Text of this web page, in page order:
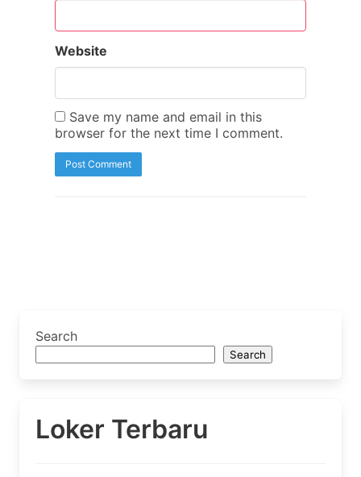
Website
Save my name and email in this
browser for the next time I comment.
Search
Search
Loker Terbaru